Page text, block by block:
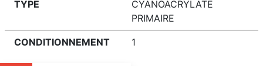
TYPE
CYANOACRYLATE
PRIMAIRE
CONDITIONNEMENT 1